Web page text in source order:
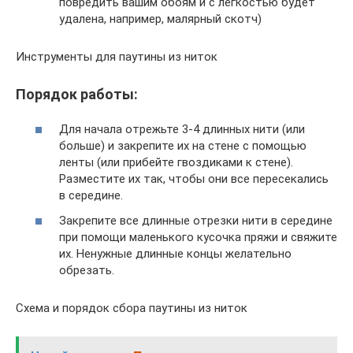
удалена, например, малярный скотч)
Инструменты для паутины из ниток
Порядок работы:
Для начала отрежьте 3-4 длинных нити (или
больше) и закрепите их на стене с помощью
ленты (или прибейте гвоздиками к стене).
Разместите их так, чтобы они все пересекались
в середине.
Закрепите все длинные отрезки нити в середине
при помощи маленького кусочка пряжи и свяжите
их. Ненужные длинные концы желательно
обрезать.
Схема и порядок сбора паутины из ниток